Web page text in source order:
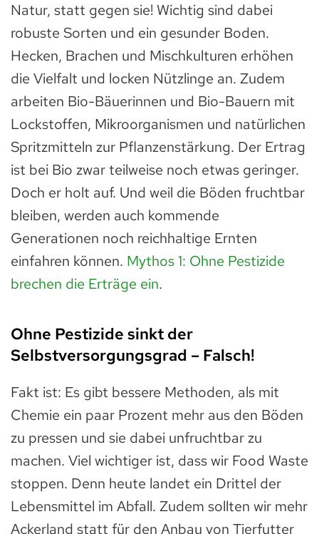
Natur, statt gegen sie! Wichtig sind dabei
robuste Sorten und ein gesunder Boden.
Hecken, Brachen und Mischkulturen erhöhen
die Vielfalt und locken Nützlinge an. Zudem
arbeiten Bio-Bäuerinnen und Bio-Bauern mit
Lockstoffen, Mikroorganismen und natürlichen
Spritzmitteln zur Pflanzenstärkung. Der Ertrag
ist bei Bio zwar teilweise noch etwas geringer.
Doch er holt auf. Und weil die Böden fruchtbar
bleiben, werden auch kommende
Generationen noch reichhaltige Ernten
einfahren können. Mythos 1: Ohne Pestizide
brechen die Erträge ein.
Ohne Pestizide sinkt der
Selbstversorgungsgrad – Falsch!
Fakt ist: Es gibt bessere Methoden, als mit
Chemie ein paar Prozent mehr aus den Böden
zu pressen und sie dabei unfruchtbar zu
machen. Viel wichtiger ist, dass wir Food Waste
stoppen. Denn heute landet ein Drittel der
Lebensmittel im Abfall. Zudem sollten wir mehr
Ackerland statt für den Anbau von Tierfutter